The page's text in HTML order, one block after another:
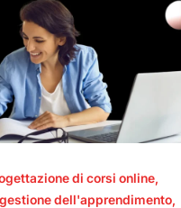
di corsi online,
dell'apprendimento,